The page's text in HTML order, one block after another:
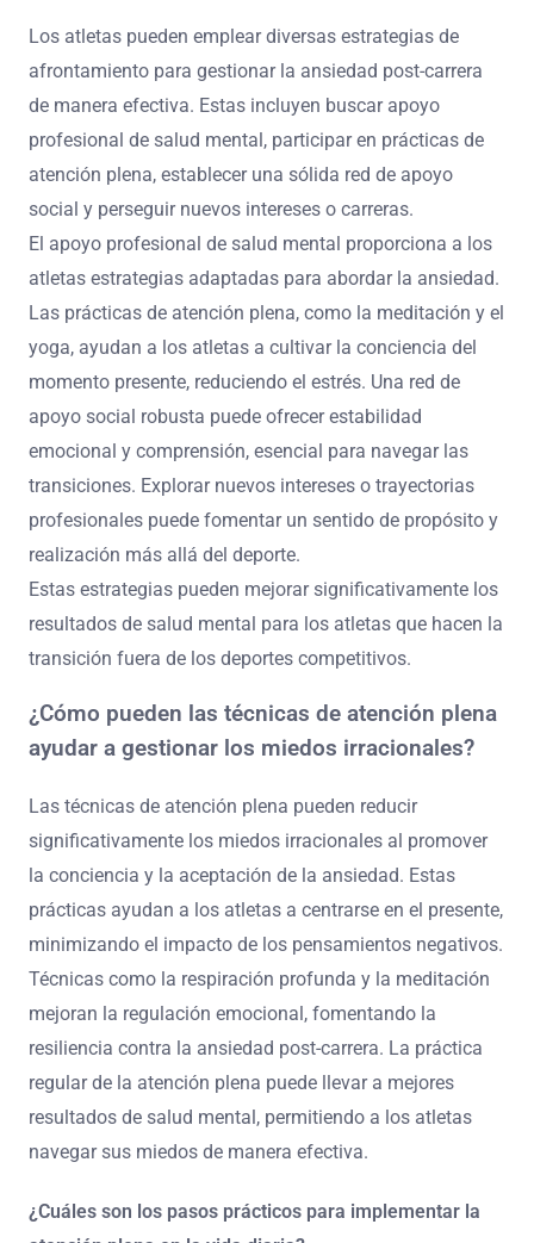
Los atletas pueden emplear diversas estrategias de
afrontamiento para gestionar la ansiedad post-carrera
de manera efectiva. Estas incluyen buscar apoyo
profesional de salud mental, participar en prácticas de
atención plena, establecer una sólida red de apoyo
social y perseguir nuevos intereses o carreras.
El apoyo profesional de salud mental proporciona a los
atletas estrategias adaptadas para abordar la ansiedad.
Las prácticas de atención plena, como la meditación y el
yoga, ayudan a los atletas a cultivar la conciencia del
momento presente, reduciendo el estrés. Una red de
apoyo social robusta puede ofrecer estabilidad
emocional y comprensión, esencial para navegar las
transiciones. Explorar nuevos intereses o trayectorias
profesionales puede fomentar un sentido de propósito y
realización más allá del deporte.
Estas estrategias pueden mejorar significativamente los
resultados de salud mental para los atletas que hacen la
transición fuera de los deportes competitivos.
¿Cómo pueden las técnicas de atención plena
ayudar a gestionar los miedos irracionales?
Las técnicas de atención plena pueden reducir
significativamente los miedos irracionales al promover
la conciencia y la aceptación de la ansiedad. Estas
prácticas ayudan a los atletas a centrarse en el presente,
minimizando el impacto de los pensamientos negativos.
Técnicas como la respiración profunda y la meditación
mejoran la regulación emocional, fomentando la
resiliencia contra la ansiedad post-carrera. La práctica
regular de la atención plena puede llevar a mejores
resultados de salud mental, permitiendo a los atletas
navegar sus miedos de manera efectiva.
¿Cuáles son los pasos prácticos para implementar la